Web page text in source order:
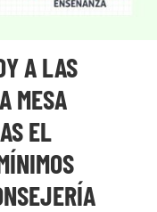
A LAS
MESA
EL